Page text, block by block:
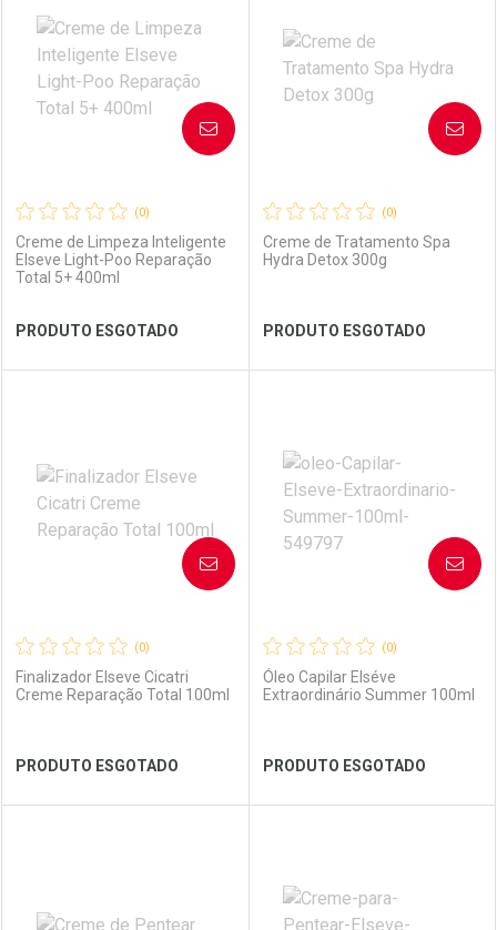
Laboratório
Ver Desconto Convênio
Por Menos Laboratório
Ver Desconto Convênio
Por Menos
(0)
Creme de Limpeza Inteligente
Elseve Light-Poo Reparação
Total 5+ 400ml
PRODUTO ESGOTADO
AVISE-ME
Laboratório
Ver Desconto Convênio
Por Menos
(0)
Creme de Tratamento Spa
Hydra Detox 300g
PRODUTO ESGOTADO
AVISE-ME
Laboratório
Ver Desconto Convênio
Por Menos
(0)
Finalizador Elseve Cicatri
Creme Reparação Total 100ml
PRODUTO ESGOTADO
AVISE-ME
(0)
Óleo Capilar Elséve
Extraordinário Summer 100ml
PRODUTO ESGOTADO
AVISE-ME
Laboratório
Por Menos